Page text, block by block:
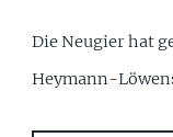
Die Neugier hat
Heymann-